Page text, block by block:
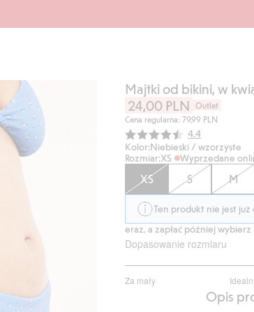
Kappahl i
Majtki od bikini, w
24,00 PLN
Outlet
Cena regularna: 79,99 PLN
Średnia
4.4
Kolor:Niebieski / wzorzyste
Rozmiar:XS Wyprzedane
XS S M
Ten produkt nie jest
od 150 zł
Kup teraz, a zapłać później wybierz opcję
Dopasowanie rozmiaru
Za mały
na
Opis